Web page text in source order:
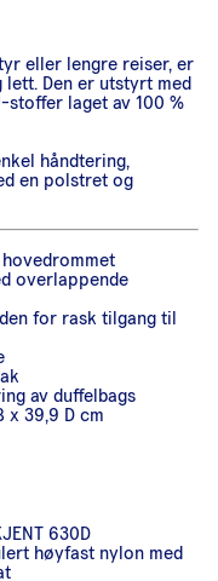
eller lengre reiser, er
Den er utstyrt med
stoffer laget av 100 %
håndtering,
en polstret og
overlappende
for rask tilgang til
av duffelbags
x 39,9 D cm
630D
høyfast nylon med